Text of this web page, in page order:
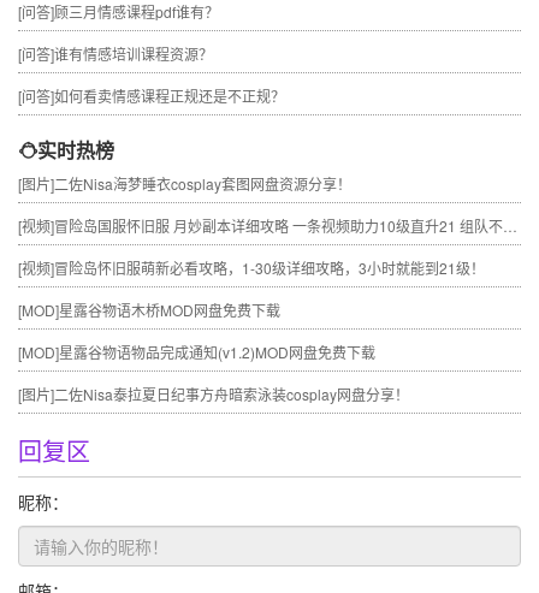
[问答]顾三月情感课程pdf谁有？
[问答]谁有情感培训课程资源？
[问答]如何看卖情感课程正规还是不正规？
实时热榜
[图片]二佐Nisa海梦睡衣cosplay套图网盘资源分享！
[视频]冒险岛国服怀旧服 月妙副本详细攻略 一条视频助力10级直升21 组队不求人
[视频]冒险岛怀旧服萌新必看攻略，1-30级详细攻略，3小时就能到21级！
[MOD]星露谷物语木桥MOD网盘免费下载
[MOD]星露谷物语物品完成通知(v1.2)MOD网盘免费下载
[图片]二佐Nisa泰拉夏日纪事方舟暗索泳装cosplay网盘分享！
回复区
昵称：